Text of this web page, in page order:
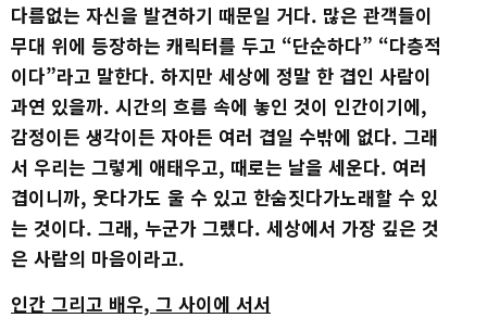
다름없는 자신을 발견하기 때문일 거다. 많은 관객들이
무대 위에 등장하는 캐릭터를 두고 “단순하다” “다층적
이다”라고 말한다. 하지만 세상에 정말 한 겹인 사람이
과연 있을까. 시간의 흐름 속에 놓인 것이 인간이기에,
감정이든 생각이든 자아든 여러 겹일 수밖에 없다. 그래
서 우리는 그렇게 애태우고, 때로는 날을 세운다. 여러
겹이니까, 웃다가도 울 수 있고 한숨짓다가노래할 수 있
는 것이다. 그래, 누군가 그랬다. 세상에서 가장 깊은 것
은 사람의 마음이라고.
인간 그리고 배우, 그 사이에 서서